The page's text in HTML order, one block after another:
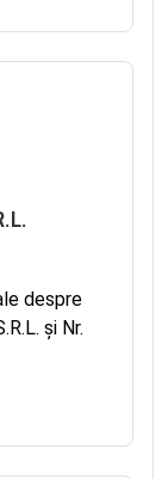
despre
și Nr.